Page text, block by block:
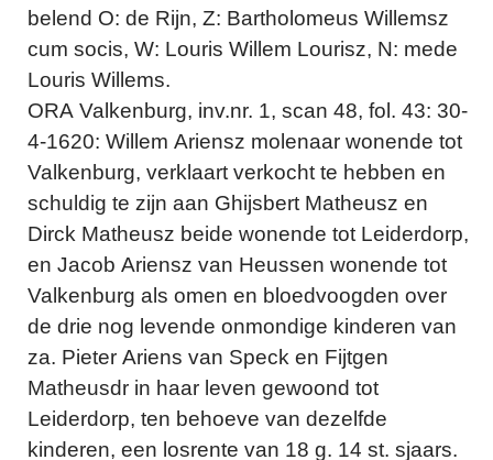
belend O: de Rijn, Z: Bartholomeus Willemsz
cum socis, W: Louris Willem Lourisz, N: mede
Louris Willems.
ORA Valkenburg, inv.nr. 1, scan 48, fol. 43: 30-
4-1620: Willem Ariensz molenaar wonende tot
Valkenburg, verklaart verkocht te hebben en
schuldig te zijn aan Ghijsbert Matheusz en
Dirck Matheusz beide wonende tot Leiderdorp,
en Jacob Ariensz van Heussen wonende tot
Valkenburg als omen en bloedvoogden over
de drie nog levende onmondige kinderen van
za. Pieter Ariens van Speck en Fijtgen
Matheusdr in haar leven gewoond tot
Leiderdorp, ten behoeve van dezelfde
kinderen, een losrente van 18 g. 14 st. sjaars.